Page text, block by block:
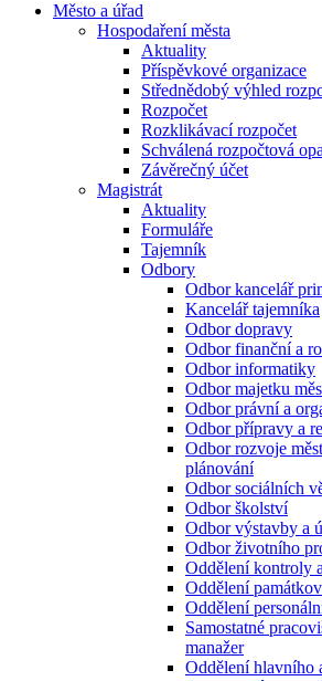
Město a úřad
Hospodaření města
Aktuality
Příspěvkové organizace
Střednědobý výhled
Rozpočet
Rozklikávací rozpočet
Schválená rozpočtová
Závěrečný účet
Magistrát
Aktuality
Formuláře
Tajemník
Odbory
Odbor kancelář
Kancelář tajemníka
Odbor dopravy
Odbor finanční a
Odbor informatiky
Odbor majetku
Odbor právní a
Odbor přípravy a
Odbor rozvoje
plánování
Odbor sociálních
Odbor školství
Odbor výstavby a
Odbor životního
Oddělení kontroly
Oddělení
Oddělení
Samostatné
manažer
Oddělení hlavního